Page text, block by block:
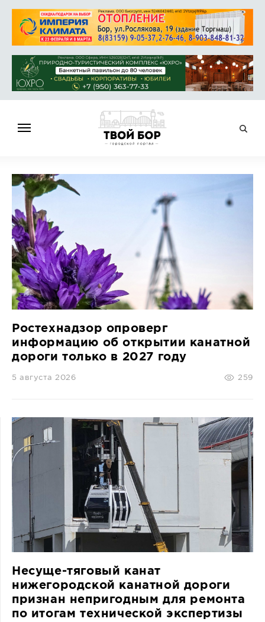
НОВОСТИ
ОБЪЯВЛЕНИЯ
РАБОТА
АФИША
СПРАВКА
КАМЕРЫ
СТАТЬИ
ГОЛОСОВАНИЯ
ПРЕДЛОЖИТЬ НОВОСТЬ
Ростехнадзор опроверг
информацию об открытии канатной
дороги только в 2027 году
5 августа 2026 259
Несуще-тяговый канат
нижегородской канатной дороги
признан непригодным для ремонта
по итогам технической экспертизы